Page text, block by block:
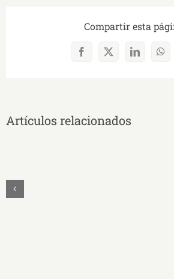
Compartir esta
Facebook
X LinkedIn
Artículos relacionados